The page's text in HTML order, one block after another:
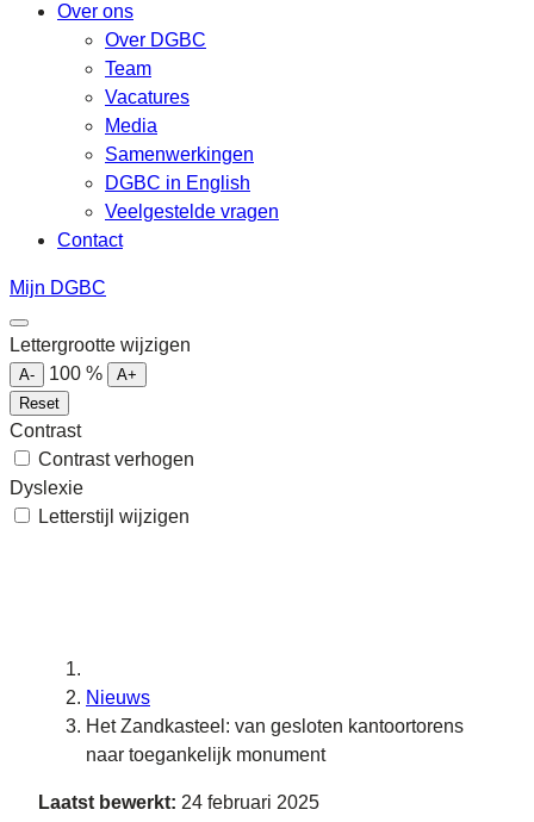
Over ons
Over DGBC
Team
Vacatures
Media
Samenwerkingen
DGBC in English
Veelgestelde vragen
Contact
Mijn DGBC
Lettergrootte wijzigen
A- 100 %
A+
Reset
Contrast
Contrast verhogen
Dyslexie
Letterstijl wijzigen
Nieuws
Het Zandkasteel: van gesloten kantoortorens
naar toegankelijk monument
Laatst bewerkt: 24 februari 2025